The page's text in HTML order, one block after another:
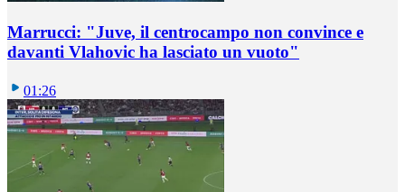
Marrucci: "Juve, il centrocampo non convince e
davanti Vlahovic ha lasciato un vuoto"
01:26